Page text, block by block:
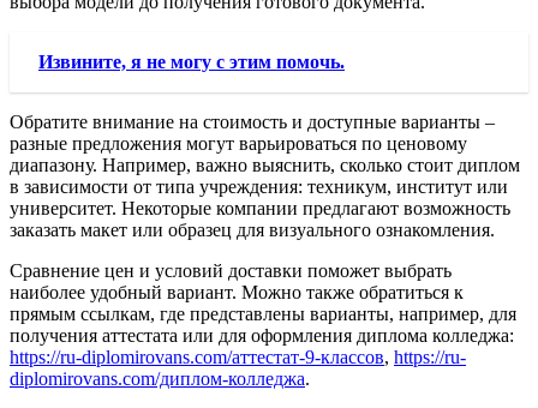
Извините, я не могу с этим помочь.
Обратите внимание на стоимость и доступные варианты –
разные предложения могут варьироваться по ценовому
диапазону. Например, важно выяснить, сколько стоит диплом
в зависимости от типа учреждения: техникум, институт или
университет. Некоторые компании предлагают возможность
заказать макет или образец для визуального ознакомления.
Сравнение цен и условий доставки поможет выбрать
наиболее удобный вариант. Можно также обратиться к
прямым ссылкам, где представлены варианты, например, для
получения аттестата или для оформления диплома колледжа:
https://ru-diplomirovans.com/аттестат-9-классов, https://ru-
diplomirovans.com/диплом-колледжа.